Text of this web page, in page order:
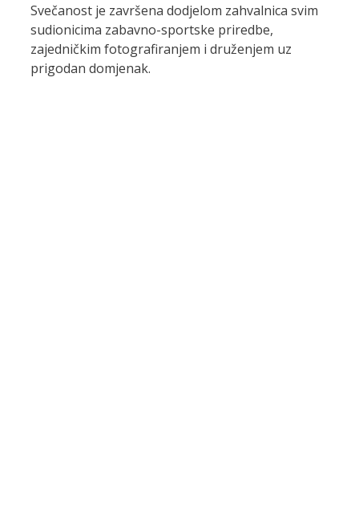
Svečanost je završena dodjelom zahvalnica svim
sudionicima zabavno-sportske priredbe,
zajedničkim fotografiranjem i druženjem uz
prigodan domjenak.